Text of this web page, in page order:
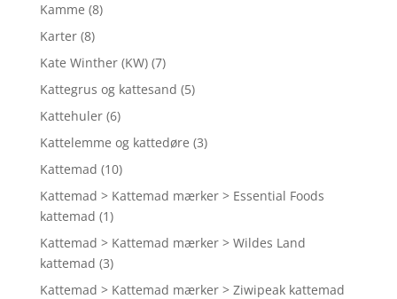
Kamme (8)
Karter (8)
Kate Winther (KW) (7)
Kattegrus og kattesand (5)
Kattehuler (6)
Kattelemme og kattedøre (3)
Kattemad (10)
Kattemad > Kattemad mærker > Essential Foods
kattemad (1)
Kattemad > Kattemad mærker > Wildes Land
kattemad (3)
Kattemad > Kattemad mærker > Ziwipeak kattemad